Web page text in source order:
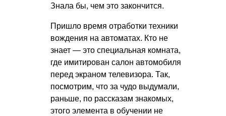
Знала бы, чем это закончится.
Пришло время отработки техники
вождения на автоматах. Кто не
знает — это специальная комната,
где имитирован салон автомобиля
перед экраном телевизора. Так,
посмотрим, что за чудо выдумали,
раньше, по рассказам знакомых,
этого элемента в обучении не